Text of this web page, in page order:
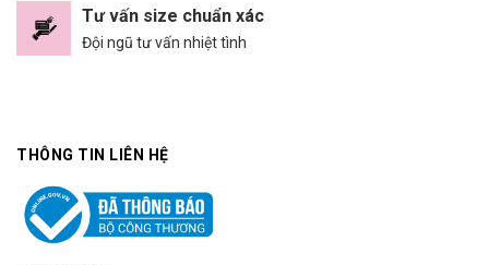
Tư vấn size chuẩn xác
Đội ngũ tư vấn nhiệt tình
THÔNG TIN LIÊN HỆ